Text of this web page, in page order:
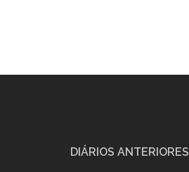
DIÁRIOS ANTERIORES